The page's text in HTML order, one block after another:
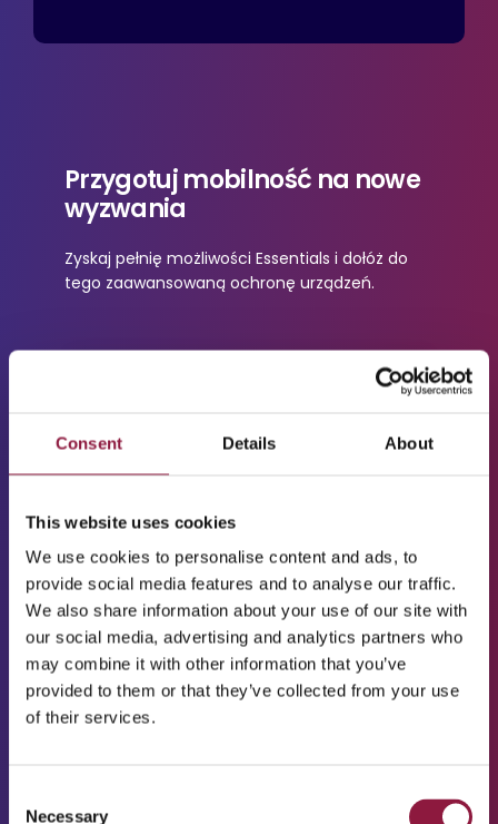
Consent Details About
This website uses cookies
We use cookies to personalise content and ads, to
provide social media features and to analyse our traffic.
We also share information about your use of our site with
our social media, advertising and analytics partners who
may combine it with other information that you’ve
provided to them or that they’ve collected from your use
of their services.
Necessary
Przygotuj mobilność na nowe
wyzwania
Zyskaj pełnię możliwości Essentials i dołóż do
tego zaawansowaną ochronę urządzeń.
urządzeniami
Obsługuje systemy
Android, iOS, macOS,
Windows, Linux zarówno
dla BYOD, jak i urządzeń
firmowych.
Wdrożenie polityk